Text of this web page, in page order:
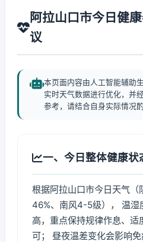
阿拉山口市今日健
议
本页面内容由人工智能辅助
实时天气数据进行优化，并
参考，请结合自身实际情况酌
一、今日整体健康状
根据阿拉山口市今日天气
46%、南风4-5级）， 温湿
高，重点保持规律作息、适
可； 昼夜温差变化会影响